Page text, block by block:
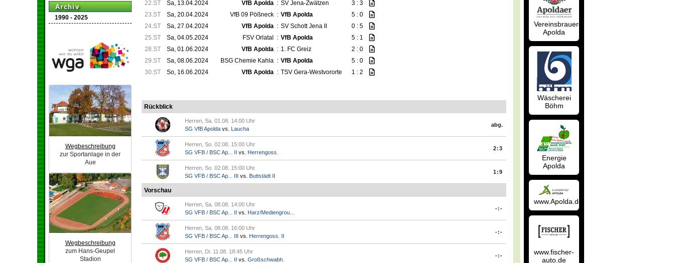
Archiv
1990 - 2025
Wegbeschreibung
zur Sportanlage in der
Aue
Wegbeschreibung
zum Hans-Geupel
Stadion
22.ST
Sa, 13.04.2024 VfB Apolda : SV Jena-Zwätzen
3 : 3
23.ST
Sa, 20.04.2024 VfB 09 Pößneck : VfB Apolda
5 : 0
24.ST
Sa, 27.04.2024 VfB Apolda : SV Schott Jena II
0 : 5
25.ST
Sa, 04.05.2024 FSV Orlatal : VfB Apolda
5 : 1
28.ST
Sa, 01.06.2024 VfB Apolda : 1. FC Greiz
2 : 0
29.ST
Sa, 08.06.2024 BSG Chemie Kahla : VfB Apolda
5 : 0
30.ST
So, 16.06.2024 VfB Apolda : TSV Gera-Westvororte 1 : 2
Rückblick
Herren, Sa. 01.08. 14:00 Uhr
SG VfB Apolda vs. Laucha
abg.
Herren, So. 02.08. 15:00 Uhr
SG VFB / BSC Ap... II vs. Herrengoss.
2:3
Herren, So. 02.08. 15:00 Uhr
SG VFB / BSC Ap... III vs. Buttstädt II
1:9
Vorschau
Herren, Sa. 08.08. 14:00 Uhr
SG VFB / BSC Ap... II vs. Harz/Mediengrou...
-:-
Herren, Sa. 08.08. 16:00 Uhr
SG VFB / BSC Ap... III vs. Herrengoss. II
-:-
Herren, Di. 11.08. 18:45 Uhr
SG VFB / BSC Ap... II vs. Großschwabh.
-:-
Vereinsbrauerei
Apolda
Wäscherei
Böhm
Energie
Apolda
www.Apolda.de
www.fischer-
auto.de